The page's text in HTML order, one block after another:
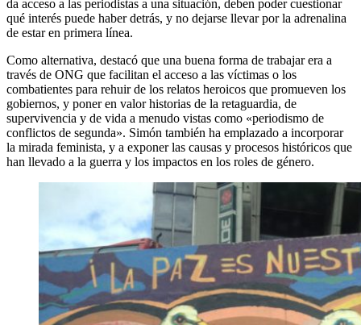
da acceso a las periodistas a una situación, deben poder cuestionar
qué interés puede haber detrás, y no dejarse llevar por la adrenalina
de estar en primera línea.
Como alternativa, destacó que una buena forma de trabajar era a
través de ONG que facilitan el acceso a las víctimas o los
combatientes para rehuir de los relatos heroicos que promueven los
gobiernos, y poner en valor historias de la retaguardia, de
supervivencia y de vida a menudo vistas como «periodismo de
conflictos de segunda». Simón también ha emplazado a incorporar
la mirada feminista, y a exponer las causas y procesos históricos que
han llevado a la guerra y los impactos en los roles de género.